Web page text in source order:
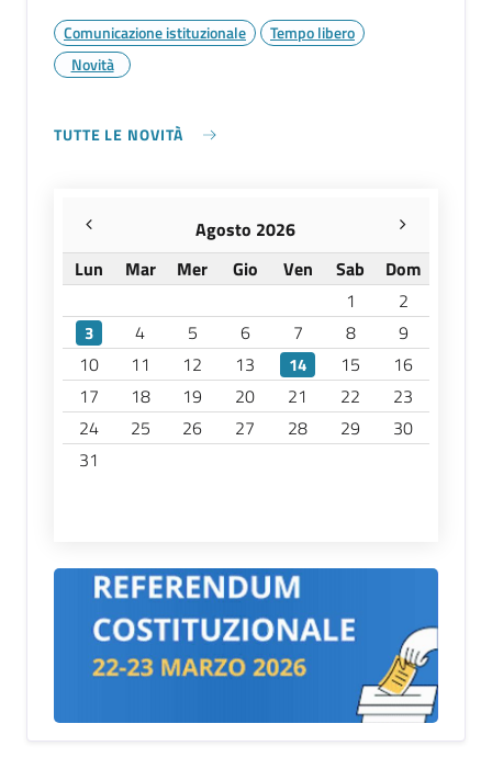
Comunicazione istituzionale
Tempo libero
Novità
TUTTE LE NOVITÀ
Agosto 2026
Lun
Mar Mer Gio Ven Sab
Dom
1
2
3 4 5 6 7 8
9
10
11 12 13 14 15
16
17
18 19 20 21 22
23
24
25 26 27 28 29
30
31